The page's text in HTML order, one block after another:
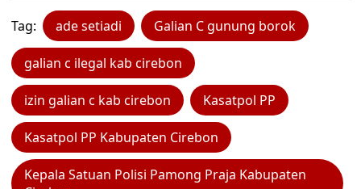
Tag: ade setiadi Galian C gunung borok
galian c ilegal kab cirebon
izin galian c kab cirebon Kasatpol PP
Kasatpol PP Kabupaten Cirebon
Kepala Satuan Polisi Pamong Praja Kabupaten